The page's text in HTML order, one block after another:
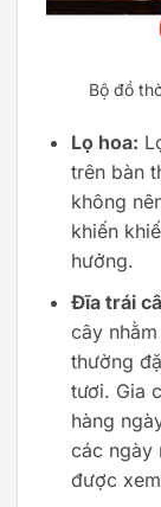
Bộ đồ
Lọ hoa:
trên bàn
không
khiến
hưởng.
Đĩa trái
cây
thường
tươi. Gia
hàng
các ngày
được